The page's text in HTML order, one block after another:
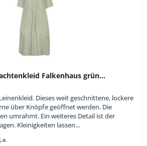
Falkenhaus grün...
Dieses weit geschnittene, lockere
über Knöpfe geöffnet werden. Die
umrahmt. Ein weiteres Detail ist der
Kleinigkeiten lassen...
*